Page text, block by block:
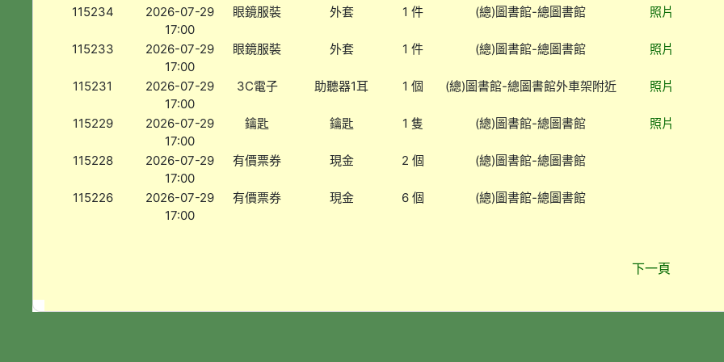
115234
2026-07-29
17:00
眼鏡服裝 外套 1 件 (總)圖書館-總圖書館 照片
115233
2026-07-29
17:00
眼鏡服裝 外套 1 件 (總)圖書館-總圖書館 照片
115231
2026-07-29
17:00
3C電子 助聽器1耳 1 個 (總)圖書館-總圖書館外車架附近 照片
115229
2026-07-29
17:00
鑰匙 鑰匙 1 隻 (總)圖書館-總圖書館 照片
115228
2026-07-29
17:00
有價票券 現金 2 個 (總)圖書館-總圖書館
115226
2026-07-29
17:00
有價票券 現金 6 個 (總)圖書館-總圖書館
下一頁